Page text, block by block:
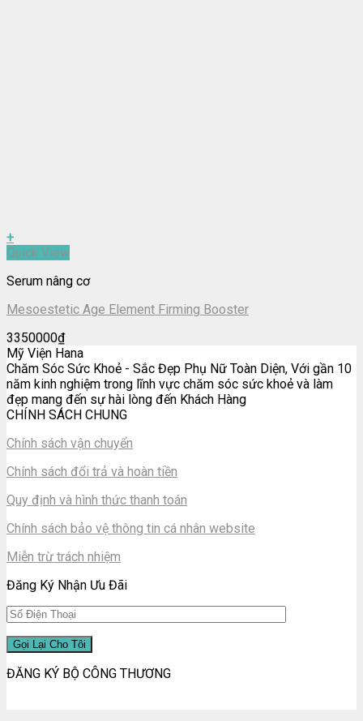
+
Quick View
Serum nâng cơ
Mesoestetic Age Element Firming Booster
3350000₫
Mỹ Viện Hana
Chăm Sóc Sức Khoẻ - Sắc Đẹp Phụ Nữ Toàn Diện, Với gần 10
năm kinh nghiệm trong lĩnh vực chăm sóc sức khoẻ và làm
đẹp mang đến sự hài lòng đến Khách Hàng
CHÍNH SÁCH CHUNG
Chính sách vận chuyển
Chính sách đổi trả và hoàn tiền
Quy định và hình thức thanh toán
Chính sách bảo vệ thông tin cá nhân website
Miễn trừ trách nhiệm
Đăng Ký Nhận Ưu Đãi
ĐĂNG KÝ BỘ CÔNG THƯƠNG